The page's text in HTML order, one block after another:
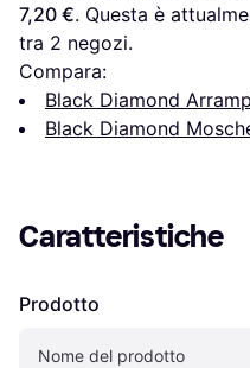
7,20 €. Questa è
tra 2 negozi.
Compara:
Black Diamond
Black Diamond
Caratteristiche
Prodotto
Nome del prodotto